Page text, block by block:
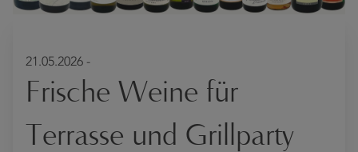
21.05.2026 -
Frische Weine für
Terrasse und Grillparty